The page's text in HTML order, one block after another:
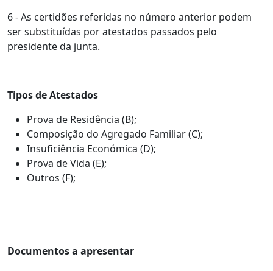
6 - As certidões referidas no número anterior podem
ser substituídas por atestados passados pelo
presidente da junta.
Tipos de Atestados
Prova de Residência (B);
Composição do Agregado Familiar (C);
Insuficiência Económica (D);
Prova de Vida (E);
Outros (F);
Documentos a apresentar